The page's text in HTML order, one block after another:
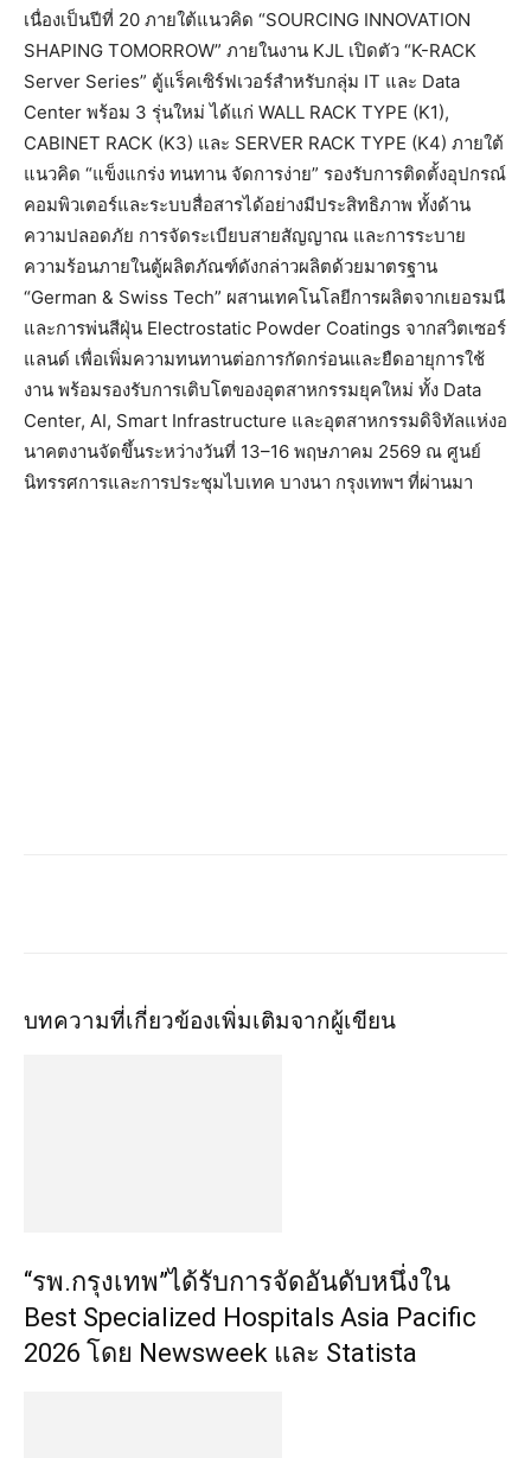
เนื่องเป็นปีที่ 20 ภายใต้แนวคิด “SOURCING INNOVATION
SHAPING TOMORROW” ภายในงาน KJL เปิดตัว “K-RACK
Server Series” ตู้แร็คเซิร์ฟเวอร์สำหรับกลุ่ม IT และ Data
Center พร้อม 3 รุ่นใหม่ ได้แก่ WALL RACK TYPE (K1),
CABINET RACK (K3) และ SERVER RACK TYPE (K4) ภายใต้
แนวคิด “แข็งแกร่ง ทนทาน จัดการง่าย” รองรับการติดตั้งอุปกรณ์
คอมพิวเตอร์และระบบสื่อสารได้อย่างมีประสิทธิภาพ ทั้งด้าน
ความปลอดภัย การจัดระเบียบสายสัญญาณ และการระบาย
ความร้อนภายในตู้ผลิตภัณฑ์ดังกล่าวผลิตด้วยมาตรฐาน
“German & Swiss Tech” ผสานเทคโนโลยีการผลิตจากเยอรมนี
และการพ่นสีฝุ่น Electrostatic Powder Coatings จากสวิตเซอร์
แลนด์ เพื่อเพิ่มความทนทานต่อการกัดกร่อนและยืดอายุการใช้
งาน พร้อมรองรับการเติบโตของอุตสาหกรรมยุคใหม่ ทั้ง Data
Center, AI, Smart Infrastructure และอุตสาหกรรมดิจิทัลแห่งอ
นาคตงานจัดขึ้นระหว่างวันที่ 13–16 พฤษภาคม 2569 ณ ศูนย์
นิทรรศการและการประชุมไบเทค บางนา กรุงเทพฯ ที่ผ่านมา
บทความที่เกี่ยวข้องเพิ่มเติมจากผู้เขียน
“รพ.กรุงเทพ”ได้รับการจัดอันดับหนึ่งใน
Best Specialized Hospitals Asia Pacific
2026 โดย Newsweek และ Statista